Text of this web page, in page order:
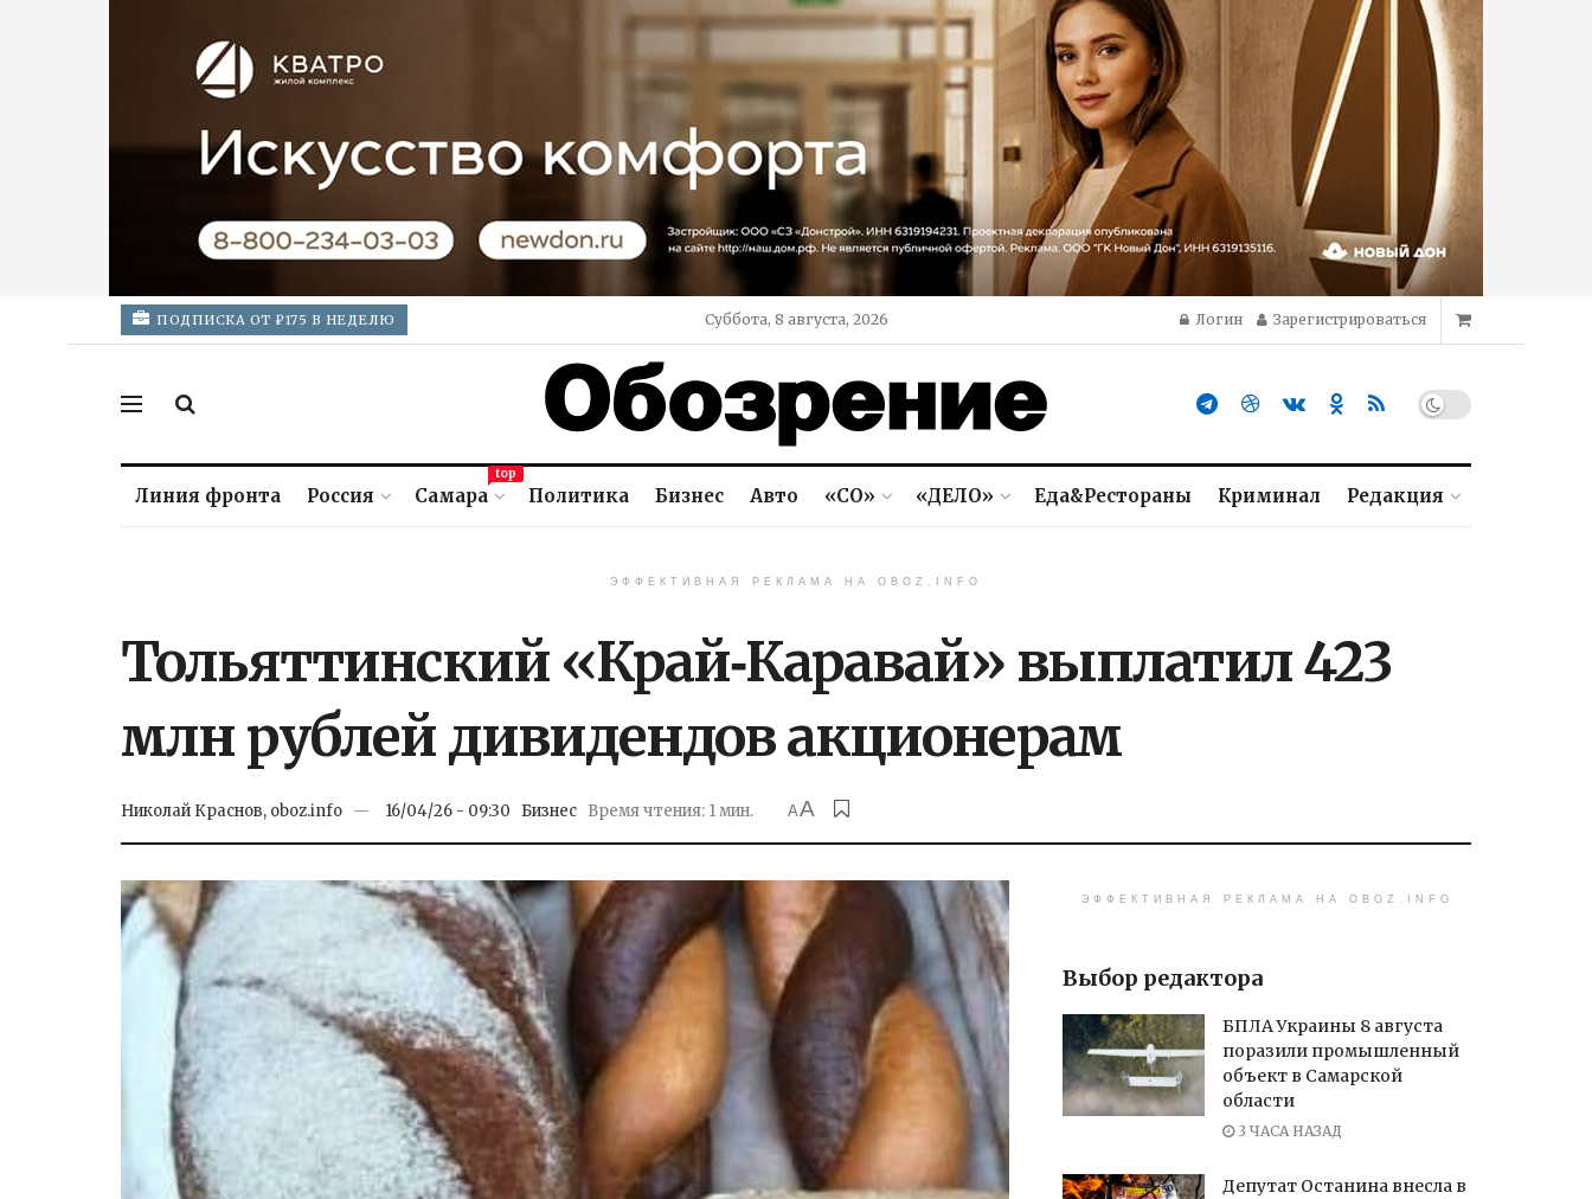
ПОДПИСКА ОТ ₽175 В НЕДЕЛЮ Суббота, 8 августа, 2026 Логин Зарегистрироваться
Линия фронта Россия Самара
top
Политика Бизнес Авто «СО» «ДЕЛО» Еда&Рестораны Криминал Редакция
ЭФФЕКТИВНАЯ РЕКЛАМА НА OBOZ.INFO
Тольяттинский «Край‑Каравай» выплатил 423
млн рублей дивидендов акционерам
Николай Краснов, oboz.info 16/04/26 - 09:30 Бизнес Время чтения: 1 мин. AA
ЭФФЕКТИВНАЯ РЕКЛАМА НА OBOZ.INFO
Выбор редактора
БПЛА Украины 8 августа
поразили промышленный
объект в Самарской
области
3 ЧАСА НАЗАД
Депутат Останина внесла в